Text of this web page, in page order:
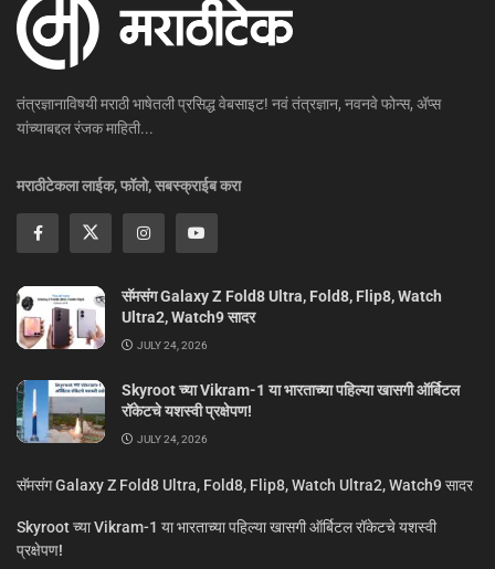
तंत्रज्ञानाविषयी मराठी भाषेतली प्रसिद्ध वेबसाइट! नवं तंत्रज्ञान, नवनवे फोन्स, ॲप्स
यांच्याबद्दल रंजक माहिती...
मराठीटेकला लाईक, फॉलो, सबस्क्राईब करा
सॅमसंग Galaxy Z Fold8 Ultra, Fold8, Flip8, Watch
Ultra2, Watch9 सादर
JULY 24, 2026
Skyroot च्या Vikram-1 या भारताच्या पहिल्या खासगी ऑर्बिटल
रॉकेटचे यशस्वी प्रक्षेपण!
JULY 24, 2026
सॅमसंग Galaxy Z Fold8 Ultra, Fold8, Flip8, Watch Ultra2, Watch9 सादर
Skyroot च्या Vikram-1 या भारताच्या पहिल्या खासगी ऑर्बिटल रॉकेटचे यशस्वी
प्रक्षेपण!